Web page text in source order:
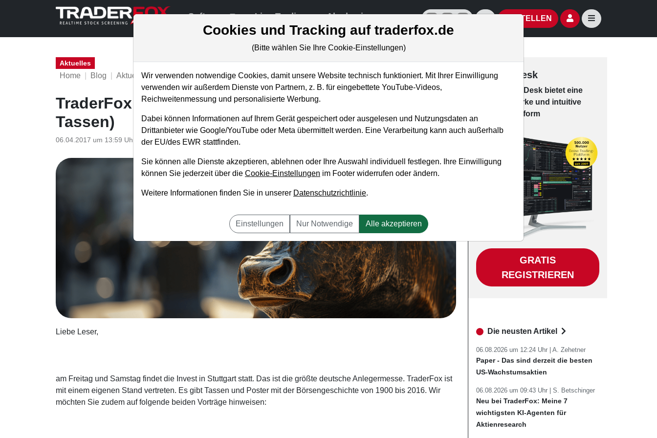
Software Live-Trading Akademie offizielle Social Media-AccountsAktien- und Artikelsuche öffnen
BESTELLEN Seitennavigation
Aktuelles
Home Blog Aktuelles
TraderFox auf der Invest in Stuttgart (Vorträge und
Tassen)
06.04.2017 um 13:59 Uhr TraderFox GmbH
Liebe Leser,
am Freitag und Samstag findet die Invest in Stuttgart statt. Das ist die größte deutsche Anlegermesse. TraderFox ist
mit einem eigenen Stand vertreten. Es gibt Tassen und Poster mit der Börsengeschichte von 1900 bis 2016. Wir
möchten Sie zudem auf folgende beiden Vorträge hinweisen:
Trading-Desk
Desk bie­tet eine
leis­tungs­star­ke und in­tui­tive
Han­dels­platt­form
GRATIS
REGISTRIEREN
Die neusten Artikel
06.08.2026 um 12:24 Uhr | A. Zehetner
Paper - Das sind derzeit die besten
US-Wachstumsaktien
06.08.2026 um 09:43 Uhr | S. Betschinger
Neu bei TraderFox: Meine 7
wichtigsten KI-Agenten für
Aktienresearch
Cookies und Tracking auf traderfox.de
(Bitte wählen Sie Ihre Cookie-Einstellungen)
Wir verwenden notwendige Cookies, damit unsere Website technisch funktioniert. Mit Ihrer Einwilligung
verwenden wir außerdem Dienste von Partnern, z. B. für eingebettete YouTube-Videos,
Reichweitenmessung und personalisierte Werbung.
Dabei können Informationen auf Ihrem Gerät gespeichert oder ausgelesen und Nutzungsdaten an
Drittanbieter wie Google/YouTube oder Meta übermittelt werden. Eine Verarbeitung kann auch außerhalb
der EU/des EWR stattfinden.
Sie können alle Dienste akzeptieren, ablehnen oder Ihre Auswahl individuell festlegen. Ihre Einwilligung
können Sie jederzeit über die Cookie-Einstellungen im Footer widerrufen oder ändern.
Weitere Informationen finden Sie in unserer Datenschutzrichtlinie.
Einstellungen Nur Notwendige Alle akzeptieren